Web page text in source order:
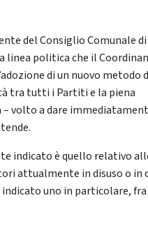
del Consiglio Comunale di
linea politica che il
di un nuovo metodo
tra tutti i Partiti e la piena
volto a dare
indicato è quello relativo
attualmente in disuso o in
uno in particolare,